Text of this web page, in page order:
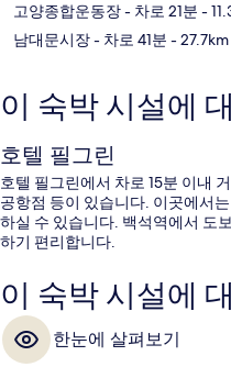
고양종합운동장- 차로 21분 -
남대문시장- 차로 41분 - 27.7km
이 숙박 시설에
호텔 필그린
호텔 필그린에서 차로 15분 이내
공항점 등이 있습니다. 이곳에서
하실 수 있습니다. 백석역에서 도
하기 편리합니다.
이 숙박 시설에
한눈에 살펴보기